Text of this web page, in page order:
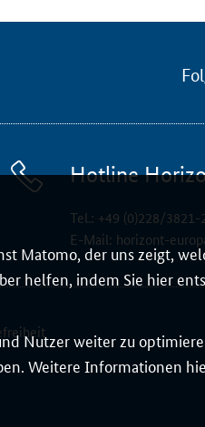
Matomo, der uns zeigt,
helfen, indem Sie hier
Nutzer weiter zu
Weitere Informationen
Hotline
Tel.: +49 (0)228/3821-
E-Mail: horizont-